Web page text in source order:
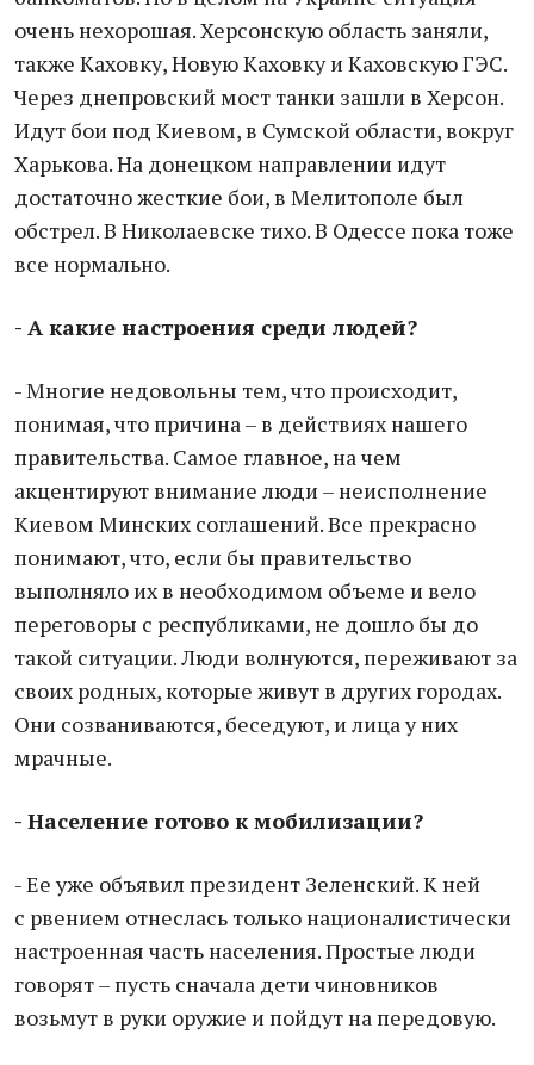
очень нехорошая. Херсонскую область заняли,
также Каховку, Новую Каховку и Каховскую ГЭС.
Через днепровский мост танки зашли в Херсон.
Идут бои под Киевом, в Сумской области, вокруг
Харькова. На донецком направлении идут
достаточно жесткие бои, в Мелитополе был
обстрел. В Николаевске тихо. В Одессе пока тоже
все нормально.
- А какие настроения среди людей?
- Многие недовольны тем, что происходит,
понимая, что причина – в действиях нашего
правительства. Самое главное, на чем
акцентируют внимание люди – неисполнение
Киевом Минских соглашений. Все прекрасно
понимают, что, если бы правительство
выполняло их в необходимом объеме и вело
переговоры с республиками, не дошло бы до
такой ситуации. Люди волнуются, переживают за
своих родных, которые живут в других городах.
Они созваниваются, беседуют, и лица у них
мрачные.
- Население готово к мобилизации?
- Ее уже объявил президент Зеленский. К ней
с рвением отнеслась только националистически
настроенная часть населения. Простые люди
говорят – пусть сначала дети чиновников
возьмут в руки оружие и пойдут на передовую.